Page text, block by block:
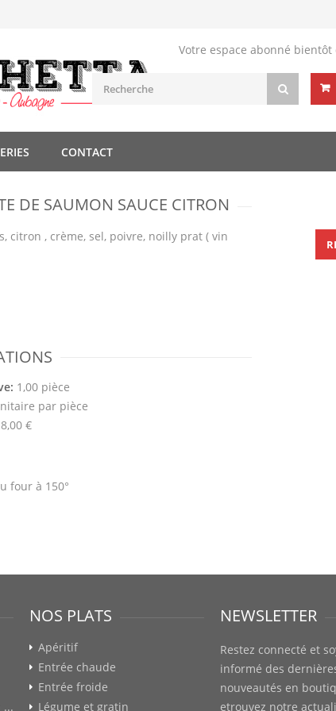
Votre espace abonné
CONTACT
DE SAUMON SAUCE CITRON
citron , crème, sel, poivre, noilly prat ( vin
1,00 pièce
par pièce
8,00 €
four à 150°
...
NOS PLATS
Apéritif
Entrée chaude
Entrée froide
Légume et gratin
NEWSLETTER
Restez connecté et
informé des
nouveautés en
etrouvez notre